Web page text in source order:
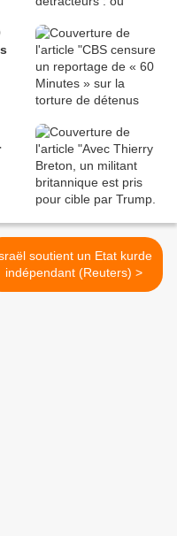
soutient un Etat kurde
indépendant (Reuters) >